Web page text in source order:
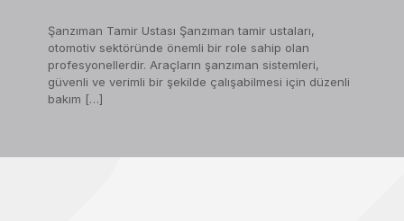
Şanzıman Tamir Ustası Şanzıman tamir ustaları,
otomotiv sektöründe önemli bir role sahip olan
profesyonellerdir. Araçların şanzıman sistemleri,
güvenli ve verimli bir şekilde çalışabilmesi için düzenli
bakım […]